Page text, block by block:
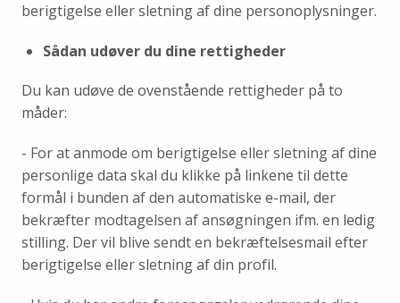
berigtigelse eller sletning af dine personoplysninger.
Sådan udøver du dine rettigheder
Du kan udøve de ovenstående rettigheder på to
måder:
- For at anmode om berigtigelse eller sletning af dine
personlige data skal du klikke på linkene til dette
formål i bunden af den automatiske e-mail, der
bekræfter modtagelsen af ansøgningen ifm. en ledig
stilling. Der vil blive sendt en bekræftelsesmail efter
berigtigelse eller sletning af din profil.